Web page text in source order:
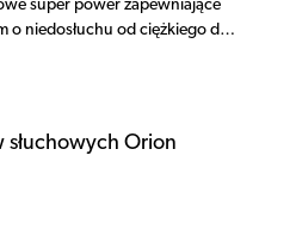
super power zapewniające
o niedosłuchu od ciężkiego do
słuchowych Orion